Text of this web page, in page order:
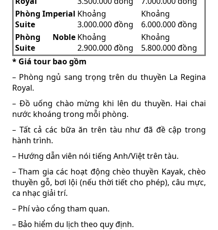
Phòng Imperial
Suite
Khoảng
3.000.000 đồng
Khoảng
6.000.000 đồng
Phòng Noble
Suite
Khoảng
2.900.000 đồng
Khoảng
5.800.000 đồng
* Giá tour bao gồm
– Phòng ngủ sang trọng trên du thuyền La Regina
Royal.
– Đồ uống chào mừng khi lên du thuyền. Hai chai
nước khoáng trong mỗi phòng.
– Tất cả các bữa ăn trên tàu như đã đề cập trong
hành trình.
– Hướng dẫn viên nói tiếng Anh/Việt trên tàu.
– Tham gia các hoạt động chèo thuyền Kayak, chèo
thuyền gỗ, bơi lội (nếu thời tiết cho phép), câu mực,
ca nhạc giải trí.
– Phí vào cổng tham quan.
– Bảo hiểm du lịch theo quy định.